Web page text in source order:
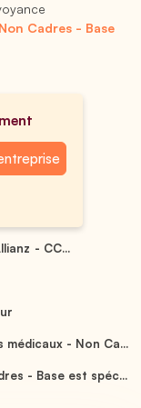
Cadres - Base
- CC...
- Non Ca...
- Base est spéc...